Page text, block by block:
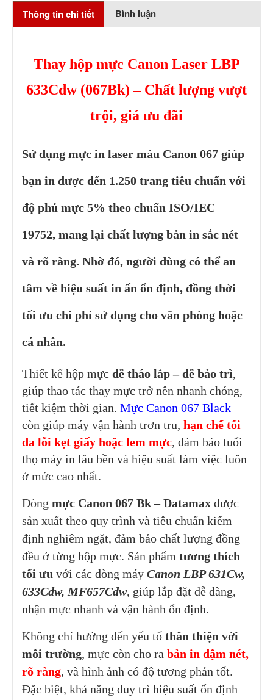
Thông tin chi tiết Bình luận
Thay hộp mực Canon Laser LBP
633Cdw (067Bk) – Chất lượng vượt
trội, giá ưu đãi
Sử dụng mực in laser màu Canon 067 giúp
bạn in được đến 1.250 trang tiêu chuẩn với
độ phủ mực 5% theo chuẩn ISO/IEC
19752, mang lại chất lượng bản in sắc nét
và rõ ràng. Nhờ đó, người dùng có thể an
tâm về hiệu suất in ấn ổn định, đồng thời
tối ưu chi phí sử dụng cho văn phòng hoặc
cá nhân.
Thiết kế hộp mực dễ tháo lắp – dễ bảo trì,
giúp thao tác thay mực trở nên nhanh chóng,
tiết kiệm thời gian. Mực Canon 067 Black
còn giúp máy vận hành trơn tru, hạn chế tối
đa lỗi kẹt giấy hoặc lem mực, đảm bảo tuổi
thọ máy in lâu bền và hiệu suất làm việc luôn
ở mức cao nhất.
Dòng mực Canon 067 Bk – Datamax được
sản xuất theo quy trình và tiêu chuẩn kiểm
định nghiêm ngặt, đảm bảo chất lượng đồng
đều ở từng hộp mực. Sản phẩm tương thích
tối ưu với các dòng máy Canon LBP 631Cw,
633Cdw, MF657Cdw, giúp lắp đặt dễ dàng,
nhận mực nhanh và vận hành ổn định.
Không chỉ hướng đến yếu tố thân thiện với
môi trường, mực còn cho ra bản in đậm nét,
rõ ràng, và hình ảnh có độ tương phản tốt.
Đặc biệt, khả năng duy trì hiệu suất ổn định